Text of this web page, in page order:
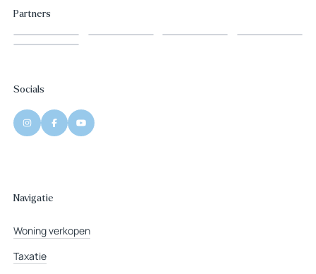
Partners
Socials
Navigatie
Woning verkopen
Taxatie